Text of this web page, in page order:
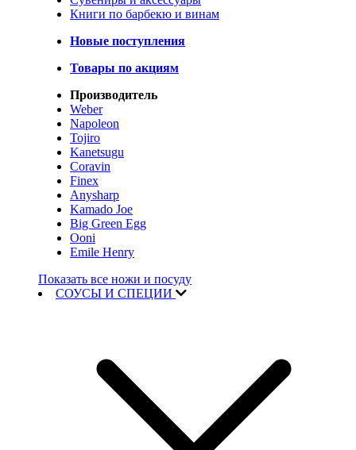
Книги по барбекю и винам
Новые поступления
Товары по акциям
Производитель
Weber
Napoleon
Tojiro
Kanetsugu
Coravin
Finex
Anysharp
Kamado Joe
Big Green Egg
Ooni
Emile Henry
Показать все ножи и посуду
СОУСЫ И СПЕЦИИ